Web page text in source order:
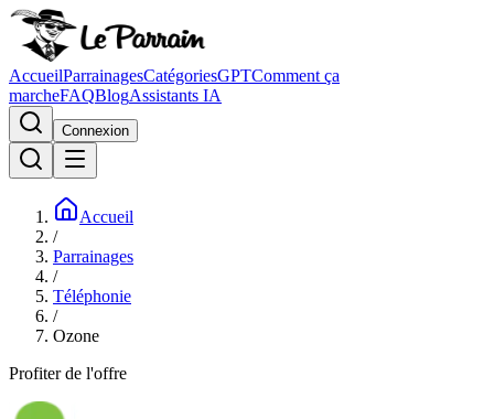
AccueilParrainagesCatégoriesGPTComment ça
marcheFAQBlogAssistants IA
Connexion
Accueil
/
Parrainages
/
Téléphonie
/
Ozone
Profiter de l'offre